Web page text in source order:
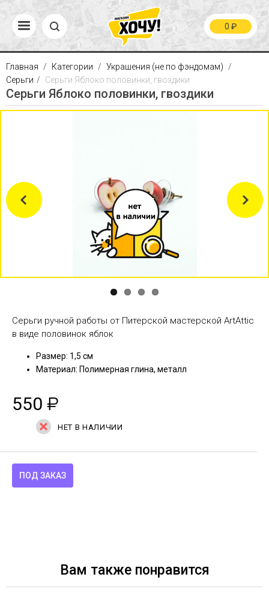
0 ₽
Главная Категории
Украшения (не по фэндомам)
Серьги
Серьги Яблоко половинки, гвоздики
Серьги Яблоко половинки, гвоздики
Серьги ручной работы от Питерской мастерской ArtAttic
в виде половинок яблок
Размер: 1,5 см
Материал: Полимерная глина, металл
550 ₽
НЕТ В НАЛИЧИИ
ПОД ЗАКАЗ
Вам также понравится